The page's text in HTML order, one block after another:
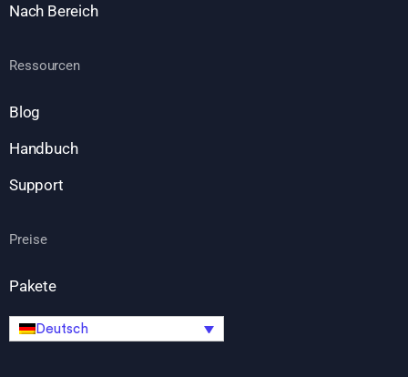
Nach Bereich
Ressourcen
Blog
Handbuch
Support
Preise
Pakete
Deutsch